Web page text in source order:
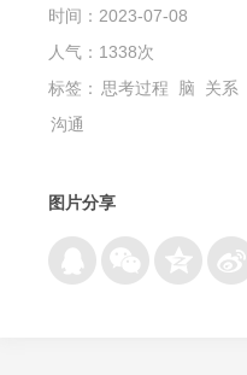
时间：2023-07-08
人气：1338次
标签： 思考过程 脑 关系
沟通
图片分享